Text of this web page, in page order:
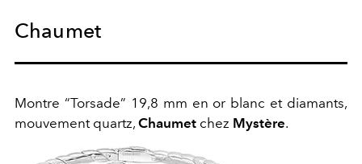
Chaumet
Montre “Torsade” 19,8 mm en or blanc et diamants,
mouvement quartz, Chaumet chez Mystère.